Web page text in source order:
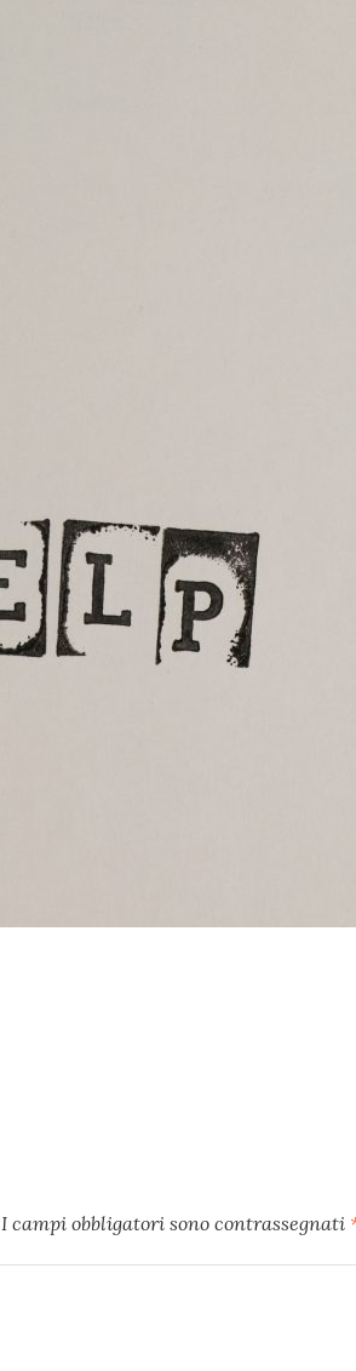
I campi obbligatori sono contrassegnati